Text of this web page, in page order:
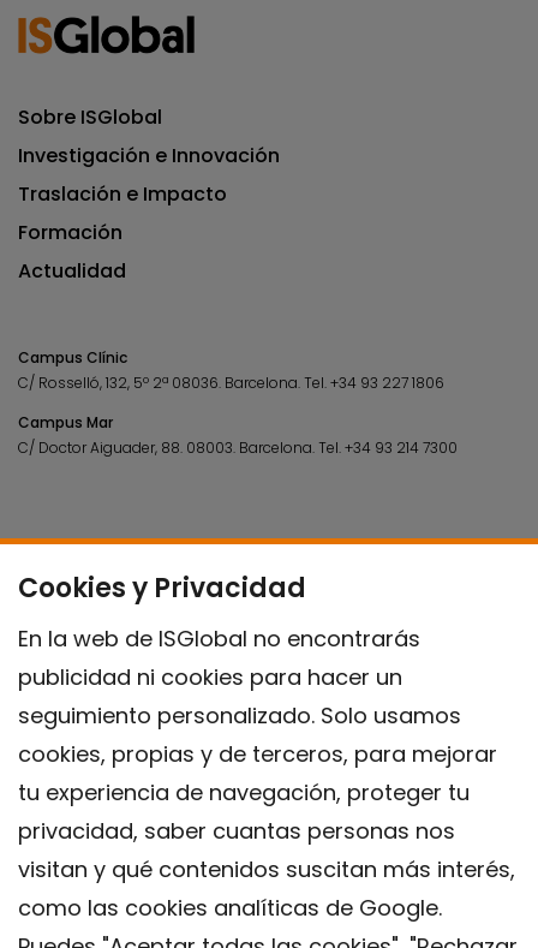
Cookies y Privacidad
En la web de ISGlobal no encontrarás
publicidad ni cookies para hacer un
seguimiento personalizado. Solo usamos
cookies, propias y de terceros, para mejorar
tu experiencia de navegación, proteger tu
privacidad, saber cuantas personas nos
visitan y qué contenidos suscitan más interés,
como las cookies analíticas de Google.
Sobre ISGlobal
Investigación e Innovación
Traslación e Impacto
Formación
Actualidad
Campus Clínic
C/ Rosselló, 132, 5º 2ª 08036. Barcelona.Tel.+34 93 227 1806
Campus Mar
C/ Doctor Aiguader, 88. 08003. Barcelona.Tel.+34 93 214 7300